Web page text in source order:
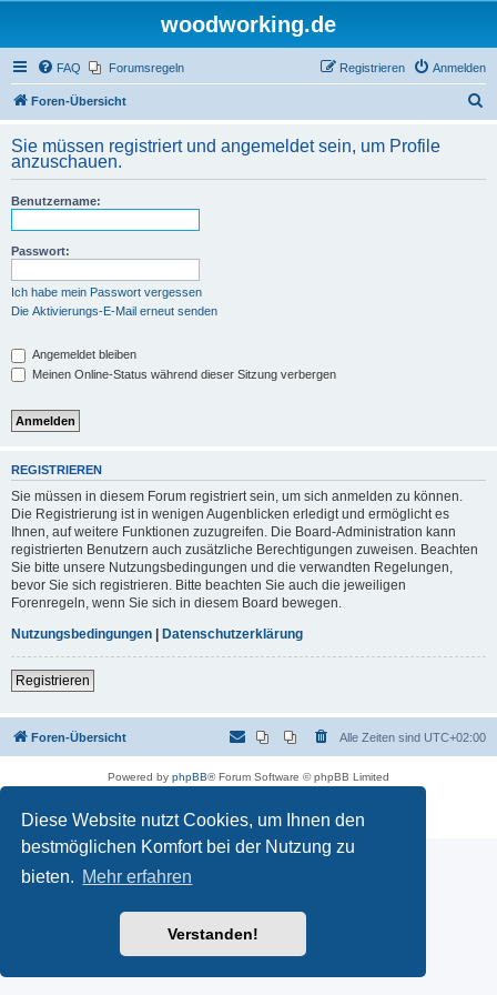
Diese Website nutzt Cookies, um Ihnen den
bestmöglichen Komfort bei der Nutzung zu
bieten. Mehr erfahren
Verstanden!
woodworking.de
FAQ Forumsregeln Anmelden
Registrieren
Foren-Übersicht
h
Sie müssen registriert und angemeldet sein, um Profile
anzuschauen.
Benutzername:
Passwort:
Ich habe mein Passwort vergessen
Die Aktivierungs-E-Mail erneut senden
Angemeldet bleiben
Meinen Online-Status während dieser Sitzung verbergen
REGISTRIEREN
Sie müssen in diesem Forum registriert sein, um sich anmelden zu können.
Die Registrierung ist in wenigen Augenblicken erledigt und ermöglicht es
Ihnen, auf weitere Funktionen zuzugreifen. Die Board-Administration kann
registrierten Benutzern auch zusätzliche Berechtigungen zuweisen. Beachten
Sie bitte unsere Nutzungsbedingungen und die verwandten Regelungen,
bevor Sie sich registrieren. Bitte beachten Sie auch die jeweiligen
Forenregeln, wenn Sie sich in diesem Board bewegen.
Nutzungsbedingungen | Datenschutzerklärung
Registrieren
Foren-Übersicht Alle Zeiten sind UTC+02:00
Powered by phpBB® Forum Software © phpBB Limited
Datenschutz|Nutzungsbedingungen